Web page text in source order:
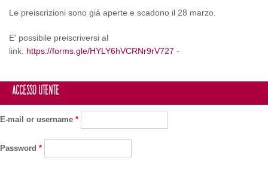
Le preiscrizioni sono già aperte e scadono il 28 marzo.
E' possibile preiscriversi al
link: https://forms.gle/HYLY6hVCRNr9rV727 -
Accesso utente
E-mail or username *
Password *